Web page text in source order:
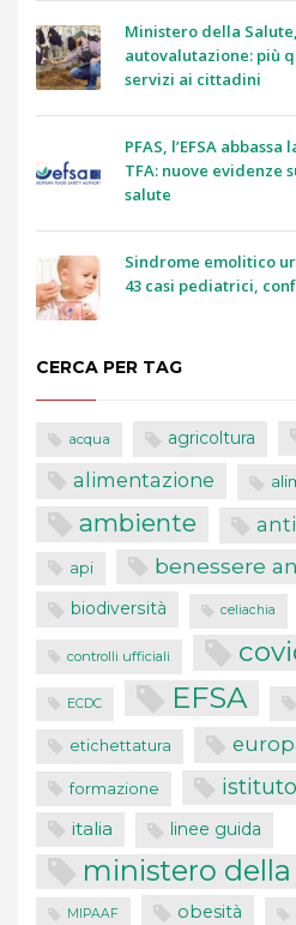
Ministero della
autovalutazione: più
servizi ai cittadini
PFAS, l’EFSA
TFA: nuove evidenze
salute
Sindrome emolitico
43 casi pediatrici,
CERCA PER TAG
acqua agricoltura
alimentazione
ambiente
api benessere
biodiversità celiachia
controlli ufficiali
ECDC EFSA
etichettatura
formazione
italia linee guida
ministero
MIPAAF obesità